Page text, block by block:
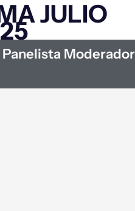
JULIO
Panelista Moderador